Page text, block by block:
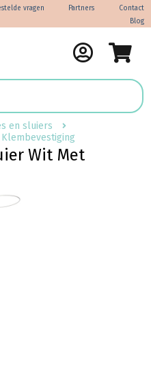
Contact
Partners
vragen
Blog
en sluiers
Wit Met